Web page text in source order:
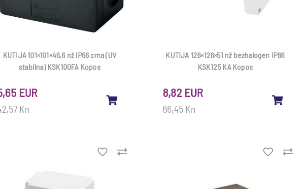
KUTIJA 101×101×46,6 nž IP66 crna (UV
stabilna) KSK100FA Kopos
Kn
EUR
KUTIJA 126×126×51 nž bezhalogen IP66
KSK125 KA Kopos
66,45 Kn
8,82 EUR